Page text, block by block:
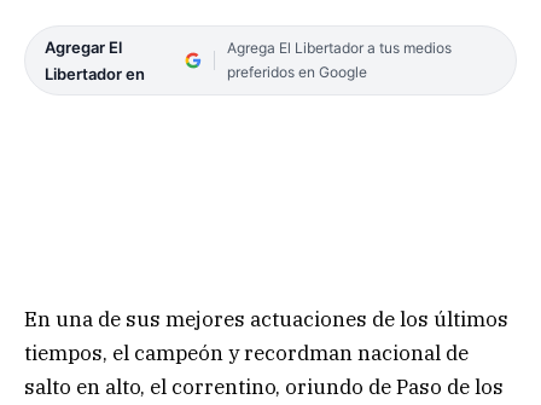
Agregar El
Libertador en
Agrega El Libertador a tus medios
preferidos en Google
En una de sus mejores actuaciones de los últimos
tiempos, el campeón y recordman nacional de
salto en alto, el correntino, oriundo de Paso de los